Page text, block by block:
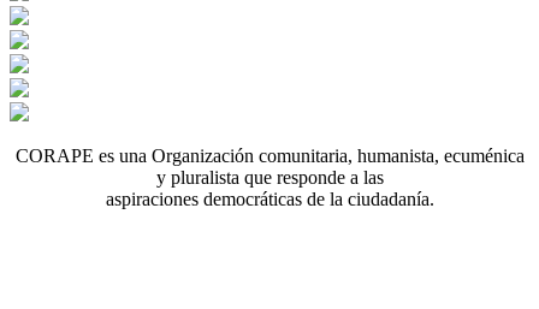
CORAPE es una Organización comunitaria, humanista, ecuménica
y pluralista que responde a las
aspiraciones democráticas de la ciudadanía.